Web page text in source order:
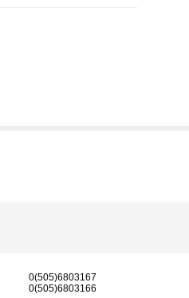
0(505)6803167
0(505)6803166